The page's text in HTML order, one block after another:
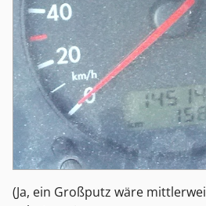
(Ja, ein Großputz wäre